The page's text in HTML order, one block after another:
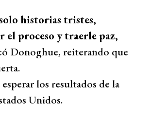
historias tristes,
el proceso y traerle paz,
Donoghue, reiterando que
los resultados de la
Unidos.